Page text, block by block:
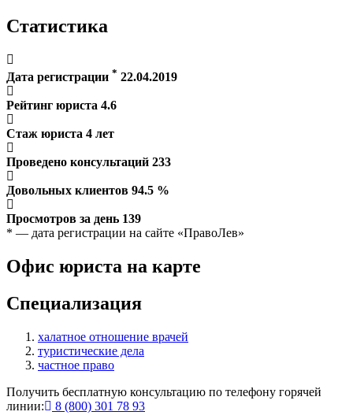
Статистика
Дата регистрации * 22.04.2019
Рейтинг юриста 4.6
Стаж юриста 4 лет
Проведено консультаций 233
Довольных клиентов 94.5 %
Просмотров за день 139
* — дата регистрации на сайте «ПравоЛев»
Офис юриста на карте
Специализация
халатное отношение врачей
туристические дела
частное право
Получить бесплатную консультацию по телефону горячей
линии:
8 (800) 301 78 93